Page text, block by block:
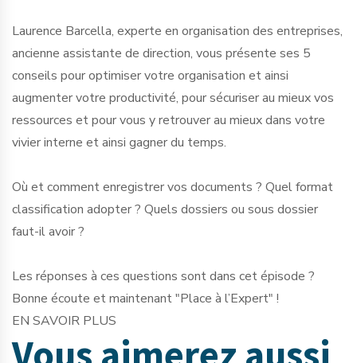
Laurence Barcella, experte en organisation des entreprises,
ancienne assistante de direction, vous présente ses 5
conseils pour optimiser votre organisation et ainsi
augmenter votre productivité, pour sécuriser au mieux vos
ressources et pour vous y retrouver au mieux dans votre
vivier interne et ainsi gagner du temps.
Où et comment enregistrer vos documents ? Quel format
classification adopter ? Quels dossiers ou sous dossier
faut-il avoir ?
Les réponses à ces questions sont dans cet épisode ?
Bonne écoute et maintenant "Place à l’Expert" !
EN SAVOIR PLUS